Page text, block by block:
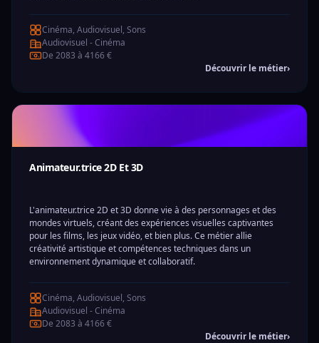
Cinéma, Audiovisuel, Sons
Audiovisuel - Cinéma
De 2083 à 4166 €
Découvrir le métier›
Animateur.trice 2D Et 3D
L'animateur.trice 2D et 3D donne vie à des personnages et des
mondes virtuels, créant des expériences visuelles captivantes
pour les films, les jeux vidéo, et bien plus. Ce métier allie
créativité artistique et compétences techniques dans un
environnement dynamique et collaboratif.
Cinéma, Audiovisuel, Sons
Audiovisuel - Cinéma
De 2083 à 4166 €
Découvrir le métier›